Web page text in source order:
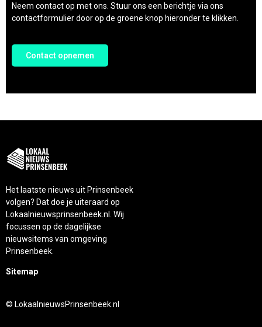
Neem contact op met ons. Stuur ons een berichtje via ons
contactformulier door op de groene knop hieronder te klikken.
Contact opnemen
Het laatste nieuws uit Prinsenbeek
volgen? Dat doe je uiteraard op
Lokaalnieuwsprinsenbeek.nl. Wij
focussen op de dagelijkse
nieuwsitems van omgeving
Prinsenbeek.
Sitemap
© LokaalnieuwsPrinsenbeek.nl